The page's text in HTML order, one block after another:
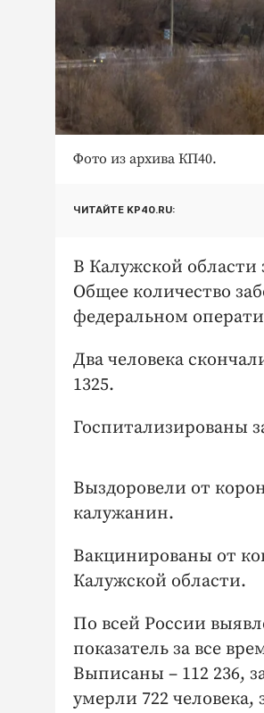
Фото из архива КП40.
ЧИТАЙТЕ KP40.RU:
В Калужской области
Общее количество
федеральном
Два человека
1325.
Госпитализированы
Выздоровели от
калужанин.
Вакцинированы от
Калужской области.
По всей России
показатель за все
Выписаны – 112 236,
умерли 722 человека,